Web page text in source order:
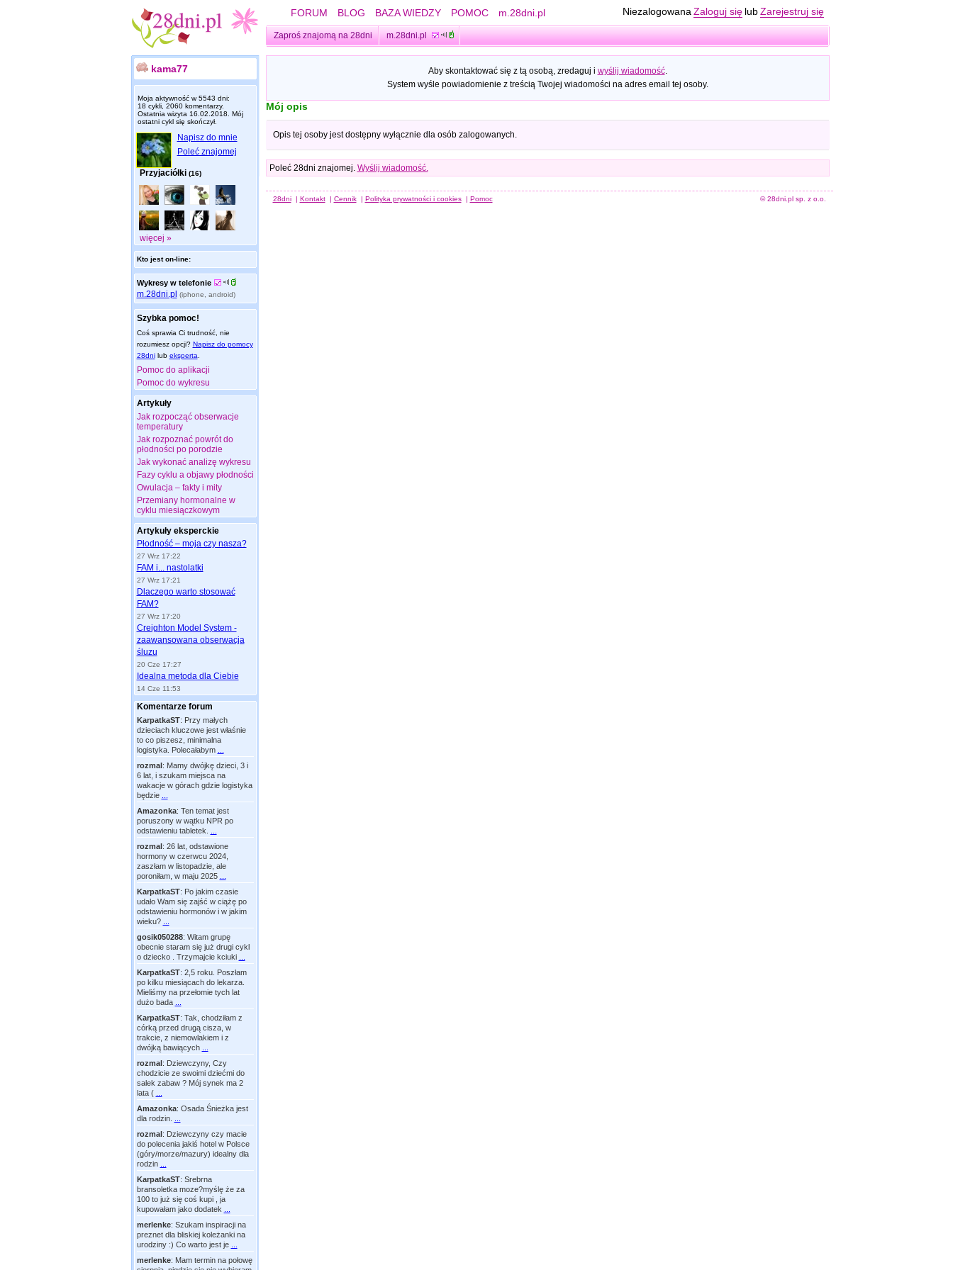
FORUM BLOG BAZA WIEDZY POMOC m.28dni.pl Niezalogowana Zaloguj się lub Zarejestruj się
Zaproś znajomą na 28dni m.28dni.pl
kama77
Moja aktywność w 5543 dni:
18 cykli, 2060 komentarzy.
Ostatnia wizyta 16.02.2018 . Mój
ostatni cykl się skończył.
Napisz do mnie
Poleć znajomej
Przyjaciółki (16)
więcej »
Kto jest on-line:
Wykresy w telefonie
m.28dni.pl (iphone, android)
Szybka pomoc!
Coś sprawia Ci trudność, nie
rozumiesz opcji? Napisz do pomocy
28dnilub eksperta
Pomoc do aplikacji
Pomoc do wykresu
Artykuły
Jak rozpocząć obserwacje
temperatury
Jak rozpoznać powrót do
płodności po porodzie
Jak wykonać analizę wykresu
Fazy cyklu a objawy płodności
Owulacja – fakty i mity
Przemiany hormonalne w
cyklu miesiączkowym
Artykuły eksperckie
Płodność – moja czy nasza?
27 Wrz 17:22
FAM i... nastolatki
27 Wrz 17:21
Dlaczego warto stosować
FAM?
27 Wrz 17:20
Creighton Model System -
zaawansowana obserwacja
śluzu
20 Cze 17:27
Idealna metoda dla Ciebie
14 Cze 11:53
Komentarze forum
KarpatkaST: Przy małych
dzieciach kluczowe jest właśnie
to co piszesz, minimalna
logistyka. Polecałabym
rozmal: Mamy dwójkę dzieci, 3 i
6 lat, i szukam miejsca na
wakacje w górach gdzie logistyka
będzie
Amazonka: Ten temat jest
poruszony w wątku NPR po
odstawieniu tabletek.
rozmal: 26 lat, odstawione
hormony w czerwcu 2024,
zaszłam w listopadzie, ale
poroniłam, w maju 2025
KarpatkaST: Po jakim czasie
udało Wam się zajść w ciążę po
odstawieniu hormonów i w jakim
wieku?
gosik050288: Witam grupę
obecnie staram się już drugi cykl
o dziecko . Trzymajcie kciuki
KarpatkaST: 2,5 roku. Poszłam
po kilku miesiącach do lekarza.
Mieliśmy na przełomie tych lat
dużo bada
KarpatkaST: Tak, chodziłam z
córką przed drugą cisza, w
trakcie, z niemowlakiem i z
dwójką bawiących
rozmal: Dziewczyny, Czy
chodzicie ze swoimi dziećmi do
salek zabaw ? Mój synek ma 2
lata (
Amazonka: Osada Śnieżka jest
dla rodzin.
rozmal: Dziewczyny czy macie
do polecenia jakiś hotel w Polsce
(góry/morze/mazury) idealny dla
rodzin
KarpatkaST: Srebrna
bransoletka moze?myślę że za
100 to już się coś kupi , ja
kupowałam jako dodatek
merlenke: Szukam inspiracji na
preznet dla bliskiej koleżanki na
urodziny :) Co warto jest je
merlenke: Mam termin na połowę
Aby skontaktować się z tą osobą, zredaguj i wyślij wiadomość.
System wyśle powiadomienie z treścią Twojej wiadomości na adres email tej osoby.
Mój opis
Opis tej osoby jest dostępny wyłącznie dla osób zalogowanych.
Poleć 28dni znajomej. Wyślij wiadomość.
28dni | Kontakt | Cennik | Polityka prywatności i cookies | Pomoc © 28dni.pl sp. z o.o.